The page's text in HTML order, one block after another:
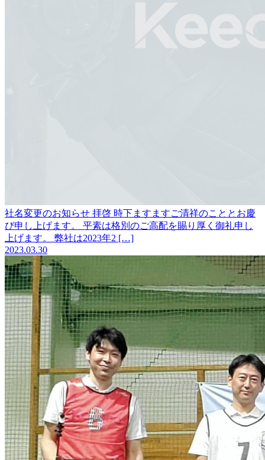
社名変更のお知らせ 拝啓 時下ますますご清祥のこととお慶
び申し上げます。 平素は格別のご高配を賜り厚く御礼申し
上げます。 弊社は2023年2 […]
2023.03.30